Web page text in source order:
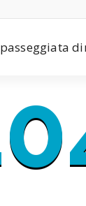
passeggiata